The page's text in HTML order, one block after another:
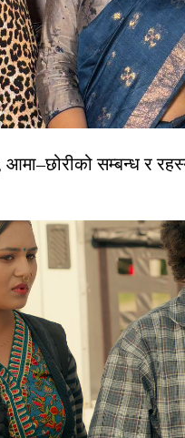
आमा–छोरीको सम्बन्ध र